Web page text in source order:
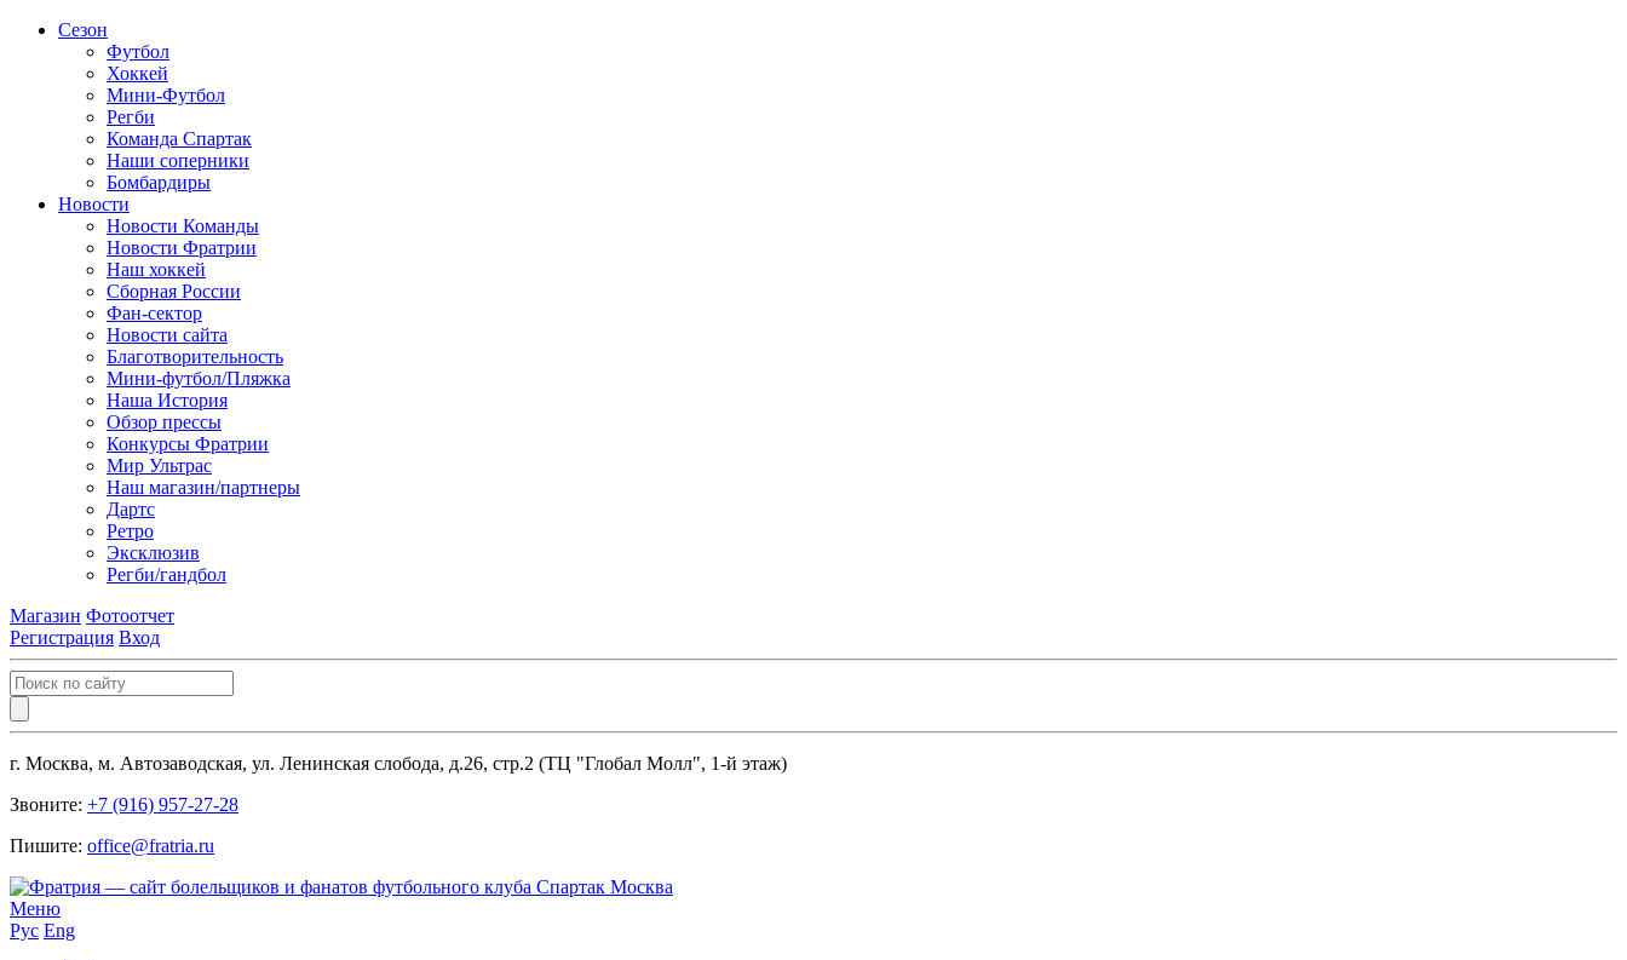
Сезон
Футбол
Хоккей
Мини-Футбол
Регби
Команда Спартак
Наши соперники
Бомбардиры
Новости
Новости Команды
Новости Фратрии
Наш хоккей
Сборная России
Фан-cектор
Новости сайта
Благотворительность
Мини-футбол/Пляжка
Наша История
Обзор прессы
Конкурсы Фратрии
Мир Ультрас
Наш магазин/партнеры
Дартс
Ретро
Эксклюзив
Регби/гандбол
Магазин Фотоотчет
Регистрация Вход
г. Москва, м. Автозаводская, ул. Ленинская слобода, д.26, стр.2 (ТЦ "Глобал Молл", 1-й этаж)
Звоните: +7 (916) 957-27-28
Пишите: office@fratria.ru
Меню
Рус Eng